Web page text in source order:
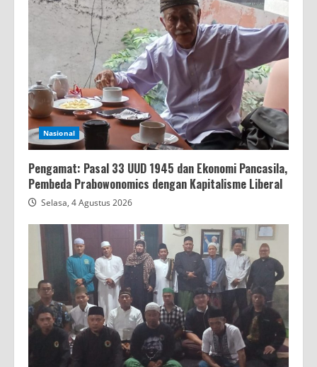
Nasional
Pengamat: Pasal 33 UUD 1945 dan Ekonomi Pancasila,
Pembeda Prabowonomics dengan Kapitalisme Liberal
Selasa, 4 Agustus 2026